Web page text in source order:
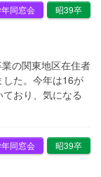
昭39卒
同窓会
の関東地区在住者
た。今年は16が
おり、気になる
昭39卒
同窓会